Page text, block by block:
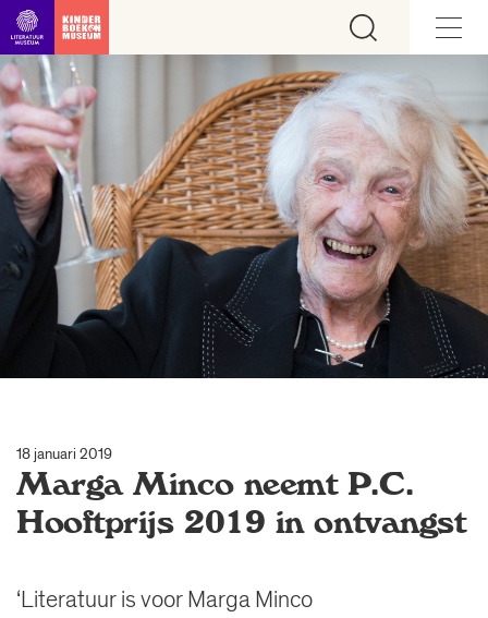
Ga direct naar inhoud
18 januari 2019
Marga Minco neemt P.C.
Hooftprijs 2019 in ontvangst
‘Literatuur is voor Marga Minco